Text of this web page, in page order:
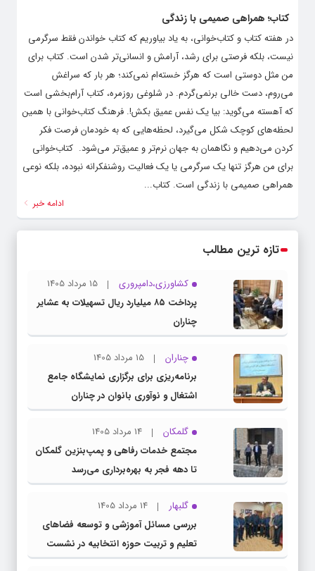
کتاب؛ همراهی صمیمی با زندگی
در هفته کتاب و کتاب‌خوانی، به یاد بیاوریم که کتاب خواندن فقط سرگرمی
نیست، بلکه فرصتی برای رشد، آرامش و انسانی‌تر شدن است. کتاب برای
من مثل دوستی است که هرگز خسته‌ام نمی‌کند؛ هر بار که سراغش
می‌روم، دست خالی برنمی‌گردم. در شلوغی روزمره، کتاب آرام‌بخشی است
که آهسته می‌گوید: بیا یک نفس عمیق بکش!. فرهنگ کتاب‌خوانی با همین
لحظه‌های کوچک شکل می‌گیرد، لحظه‌هایی که به خودمان فرصت فکر
کردن می‌دهیم و نگاهمان به جهان نرم‌تر و عمیق‌تر می‌شود. ‌ کتاب‌خوانی
برای من هرگز تنها یک سرگرمی یا یک فعالیت روشنفکرانه نبوده، بلکه نوعی
همراهی صمیمی با زندگی است. کتاب...
ادامه خبر
تازه ترین مطالب
کشاورزی،دامپروری
15 مرداد 1405
پرداخت ۸۵ میلیارد ریال تسهیلات به عشایر
چناران
چناران
15 مرداد 1405
برنامه‌ریزی برای برگزاری نمایشگاه جامع
اشتغال و نوآوری بانوان در چناران
گلمکان
14 مرداد 1405
مجتمع خدمات رفاهی و پمپ‌بنزین گلمکان
تا دهه فجر به بهره‌برداری می‌رسد
گلبهار
14 مرداد 1405
بررسی مسائل آموزشی و توسعه فضاهای
تعلیم و تربیت حوزه انتخابیه در نشست
مشترک عضو کمیسیون آموزش مجلس با